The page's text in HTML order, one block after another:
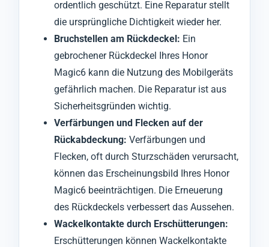
ordentlich geschützt. Eine Reparatur stellt
die ursprüngliche Dichtigkeit wieder her.
Bruchstellen am Rückdeckel: Ein
gebrochener Rückdeckel Ihres Honor
Magic6 kann die Nutzung des Mobilgeräts
gefährlich machen. Die Reparatur ist aus
Sicherheitsgründen wichtig.
Verfärbungen und Flecken auf der
Rückabdeckung: Verfärbungen und
Flecken, oft durch Sturzschäden verursacht,
können das Erscheinungsbild Ihres Honor
Magic6 beeinträchtigen. Die Erneuerung
des Rückdeckels verbessert das Aussehen.
Wackelkontakte durch Erschütterungen:
Erschütterungen können Wackelkontakte